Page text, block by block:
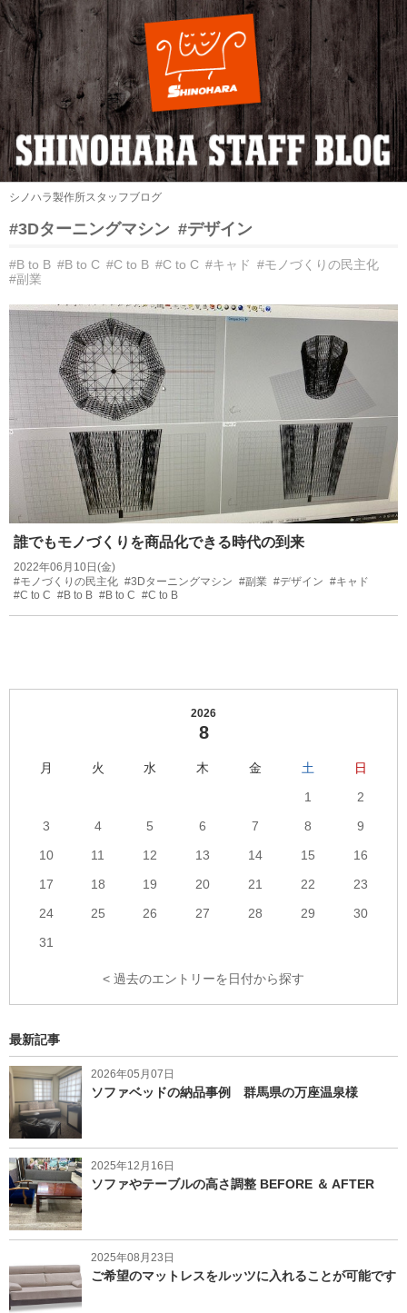
シノハラ製作所スタッフブログ
#3Dターニングマシン #デザイン
#B to B #B to C #C to B #C to C #キャド #モノづくりの民主化
#副業
誰でもモノづくりを商品化できる時代の到来
2022年06月10日(金)
#モノづくりの民主化 #3Dターニングマシン #副業 #デザイン #キャド
#C to C #B to B #B to C #C to B
2026
8
月 火 水 木 金 土
日
1
2
3
4 5 6 7 8
9
10
11 12 13 14 15
16
17
18 19 20 21 22
23
24
25 26 27 28 29
30
31
< 過去のエントリーを日付から探す
最新記事
2026年05月07日
ソファベッドの納品事例 群馬県の万座温泉様
2025年12月16日
ソファやテーブルの高さ調整 BEFORE ＆ AFTER
2025年08月23日
ご希望のマットレスをルッツに入れることが可能です